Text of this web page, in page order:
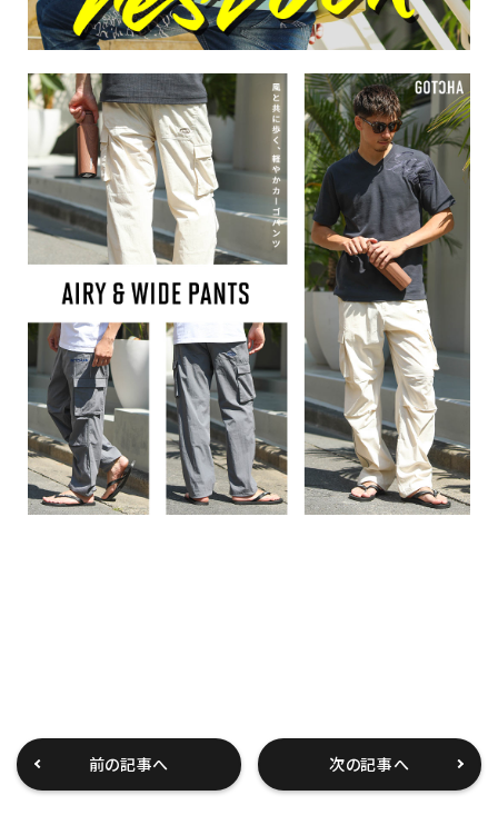
前の記事へ 次の記事へ